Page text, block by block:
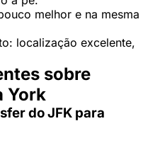
melhor e na mesma
localização excelente,
sobre
York
do JFK para